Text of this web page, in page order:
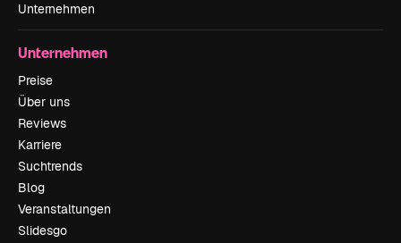
Unternehmen
Unternehmen
Preise
Über uns
Reviews
Karriere
Suchtrends
Blog
Veranstaltungen
Slidesgo